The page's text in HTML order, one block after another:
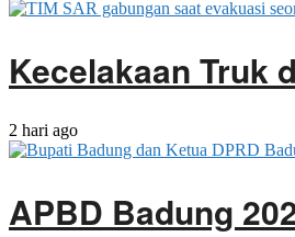
Kecelakaan Truk
2 hari ago
APBD Badung